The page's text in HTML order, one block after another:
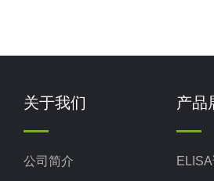
关于我们
公司简介
产品